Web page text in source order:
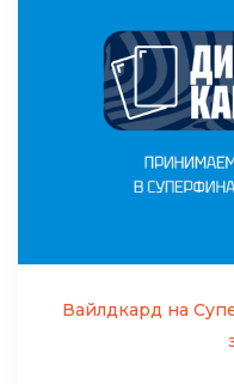
Вайлдкард на